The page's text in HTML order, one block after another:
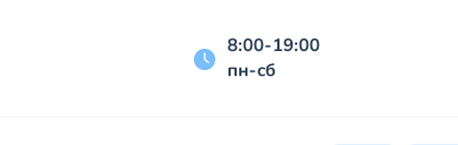
8:00-19:00
пн-сб